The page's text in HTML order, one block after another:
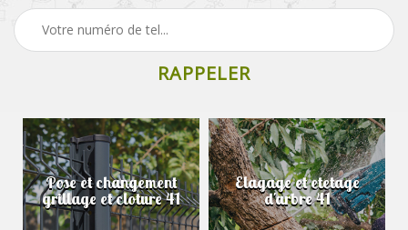
Pose et changement
grillage et cloture 41
Elagage et etetage
d'arbre 41